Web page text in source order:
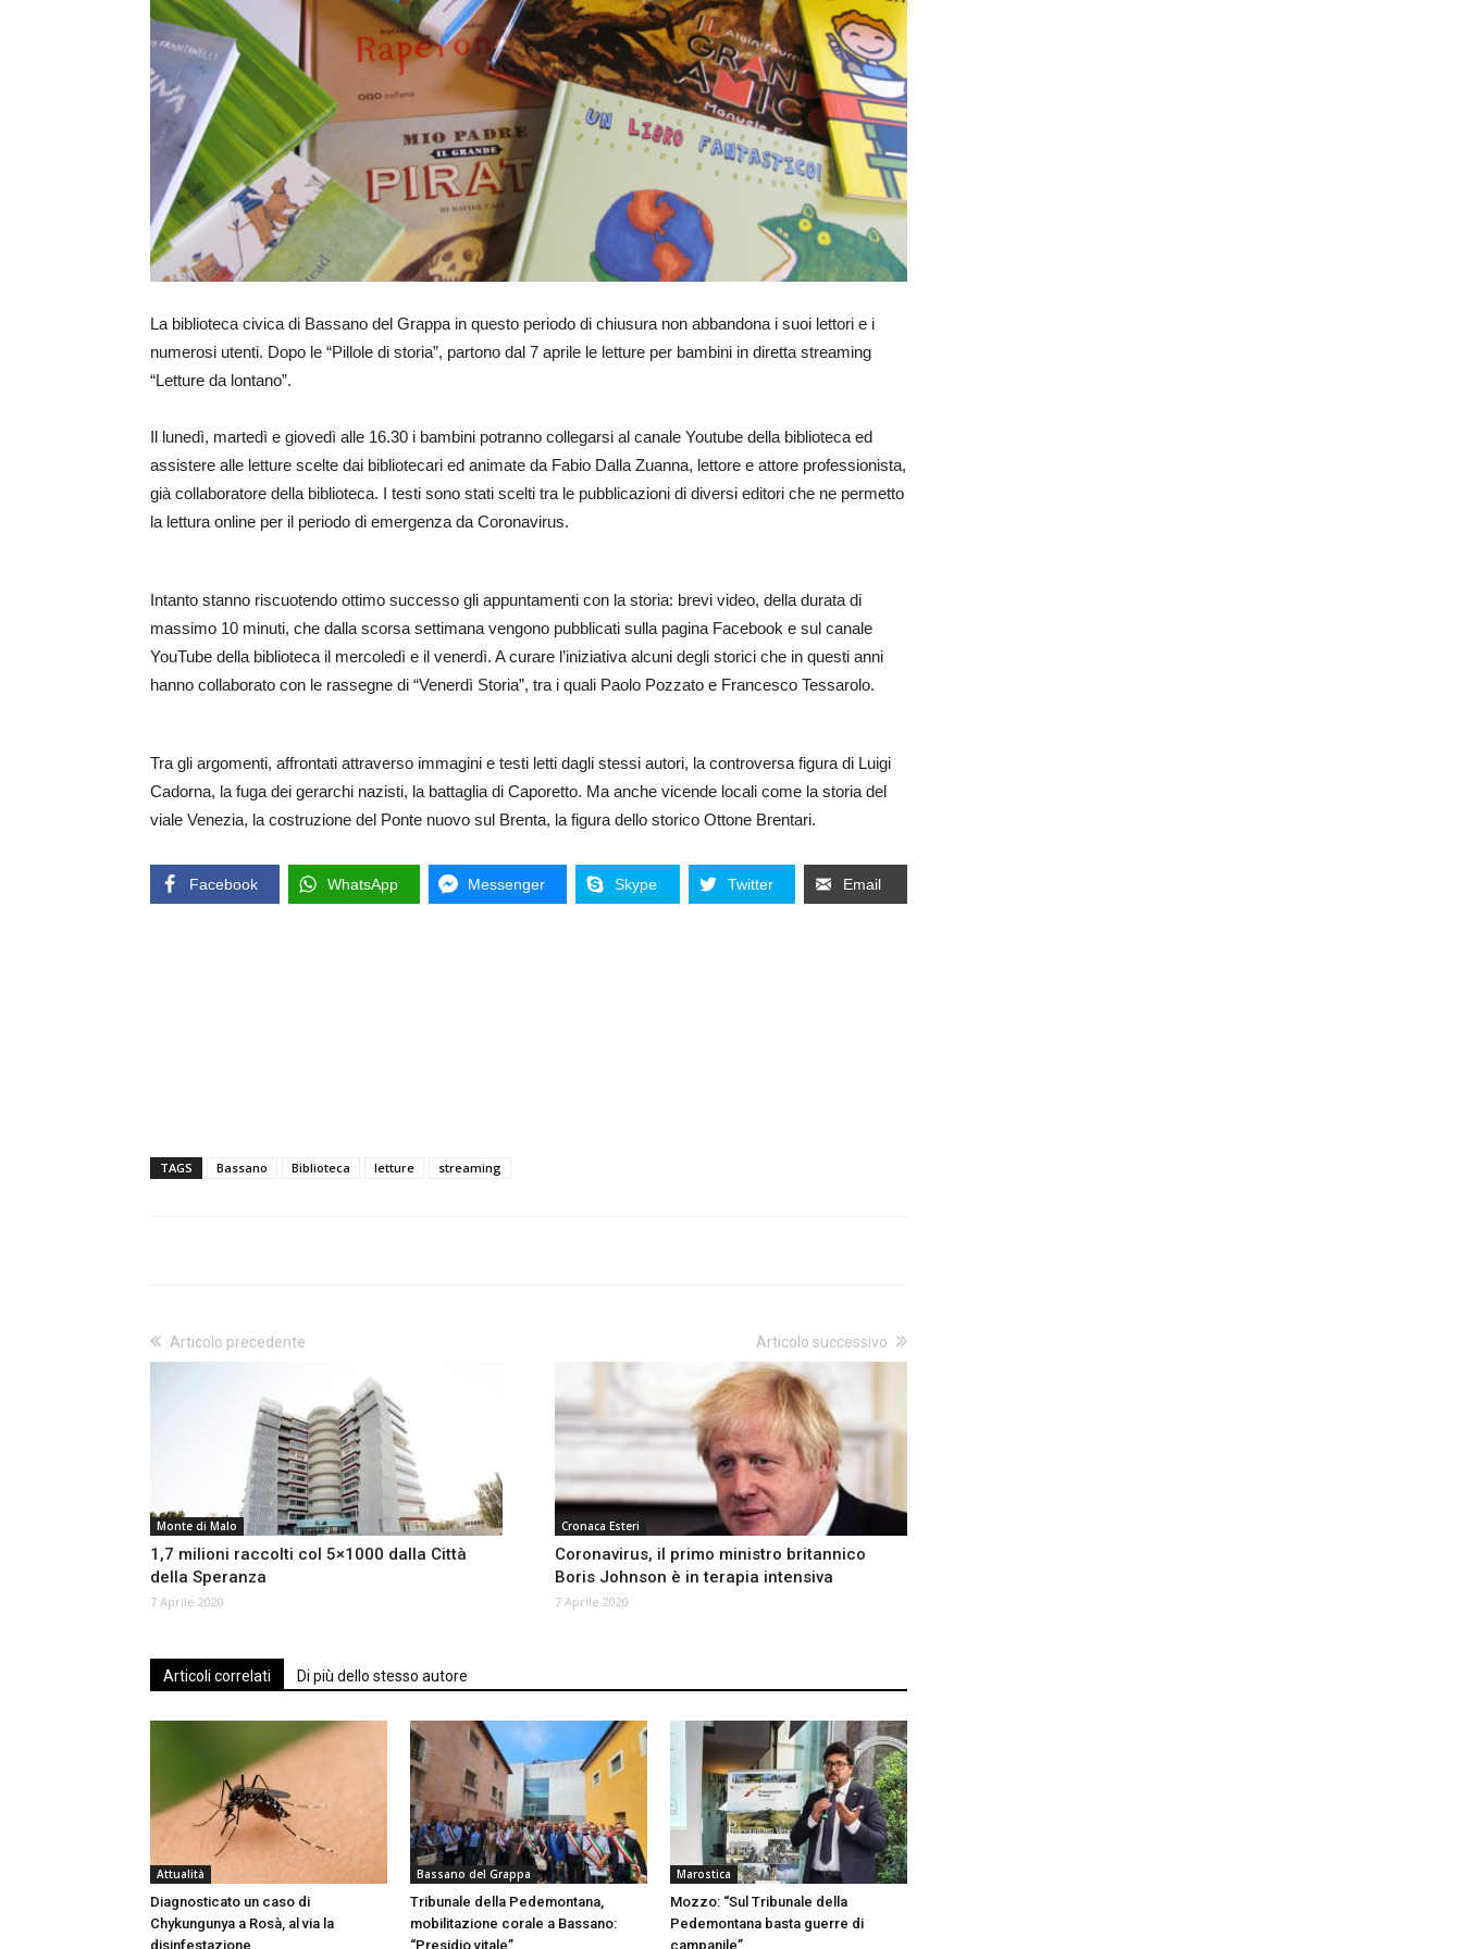
La biblioteca civica di Bassano del Grappa in questo periodo di chiusura non abbandona i suoi lettori e i
numerosi utenti. Dopo le “Pillole di storia”, partono dal 7 aprile le letture per bambini in diretta streaming
“Letture da lontano”.
Il lunedì, martedì e giovedì alle 16.30 i bambini potranno collegarsi al canale Youtube della biblioteca ed
assistere alle letture scelte dai bibliotecari ed animate da Fabio Dalla Zuanna, lettore e attore professionista,
già collaboratore della biblioteca. I testi sono stati scelti tra le pubblicazioni di diversi editori che ne permetto
la lettura online per il periodo di emergenza da Coronavirus.
Intanto stanno riscuotendo ottimo successo gli appuntamenti con la storia: brevi video, della durata di
massimo 10 minuti, che dalla scorsa settimana vengono pubblicati sulla pagina Facebook e sul canale
YouTube della biblioteca il mercoledì e il venerdì. A curare l’iniziativa alcuni degli storici che in questi anni
hanno collaborato con le rassegne di “Venerdì Storia”, tra i quali Paolo Pozzato e Francesco Tessarolo.
Tra gli argomenti, affrontati attraverso immagini e testi letti dagli stessi autori, la controversa figura di Luigi
Cadorna, la fuga dei gerarchi nazisti, la battaglia di Caporetto. Ma anche vicende locali come la storia del
viale Venezia, la costruzione del Ponte nuovo sul Brenta, la figura dello storico Ottone Brentari.
Facebook WhatsApp Messenger Skype Twitter Email
TAGS Bassano Biblioteca letture streaming
Articolo precedente
Monte di Malo
1,7 milioni raccolti col 5×1000 dalla Città
della Speranza
7 Aprile 2020
Articolo successivo
Cronaca Esteri
Coronavirus, il primo ministro britannico
Boris Johnson è in terapia intensiva
7 Aprile 2020
Articoli correlati Di più dello stesso autore
Attualità
Diagnosticato un caso di
Chykungunya a Rosà, al via la
disinfestazione
Bassano del Grappa
Tribunale della Pedemontana,
mobilitazione corale a Bassano:
“Presidio vitale”
Marostica
Mozzo: “Sul Tribunale della
Pedemontana basta guerre di
campanile”